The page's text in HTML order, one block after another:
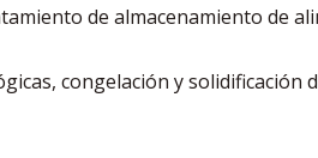
de almacenamiento de
congelación y solidificación